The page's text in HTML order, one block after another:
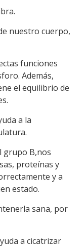
nuestro cuerpo,
funciones
Además,
el equilibrio de
a la
grupo B,nos
proteínas y
y a
estado.
sana, por
a cicatrizar